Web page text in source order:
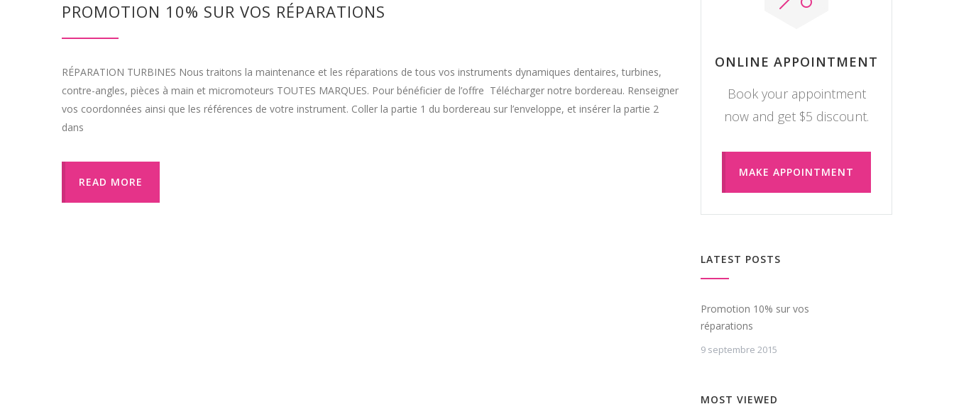
PROMOTION 10% SUR VOS RÉPARATIONS
RÉPARATION TURBINES Nous traitons la maintenance et les réparations de tous vos instruments dynamiques dentaires, turbines,
contre-angles, pièces à main et micromoteurs TOUTES MARQUES. Pour bénéficier de l’offre Télécharger notre bordereau. Renseigner
vos coordonnées ainsi que les références de votre instrument. Coller la partie 1 du bordereau sur l’enveloppe, et insérer la partie 2
dans
READ MORE
ONLINE APPOINTMENT
Book your appointment
now and get $5 discount.
MAKE APPOINTMENT
LATEST POSTS
Promotion 10% sur vos
réparations
9 septembre 2015
MOST VIEWED